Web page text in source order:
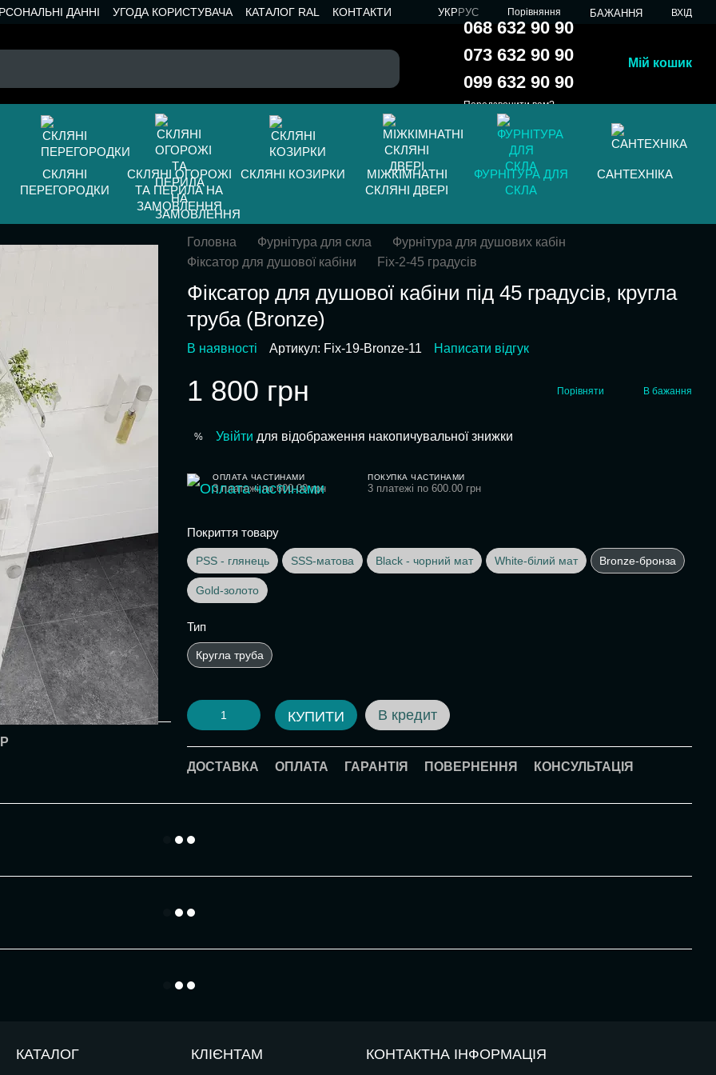
ДАННІ УГОДА КОРИСТУВАЧА КАТАЛОГ RAL КОНТАКТИ УКРРУС Порівняння БАЖАННЯ ВХІД
068 632 90 90
073 632 90 90
099 632 90 90
Передзвонити вам?
Мій кошик
СКЛЯНІ
ПЕРЕГОРОДКИ
СКЛЯНІ ОГОРОЖІ
ТА ПЕРИЛА НА
ЗАМОВЛЕННЯ
СКЛЯНІ КОЗИРКИ
МІЖКІМНАТНІ
СКЛЯНІ ДВЕРІ
ФУРНІТУРА ДЛЯ
СКЛА
САНТЕХНІКА
Головна Фурнітура для скла
Фурнітура для душових кабін
Фіксатор для душової кабіни
Fix-2-45 градусів
Фіксатор для душової кабіни під 45 градусів, кругла
труба (Bronze)
В наявності Артикул: Fix-19-Bronze-11 Написати відгук
1 800 грн Порівняти В бажання
% Увійти для відображення накопичувальної знижки
ОПЛАТА ЧАСТИНАМИ
3 платежі по 600.00 грн
ПОКУПКА ЧАСТИНАМИ
3 платежі по 600.00 грн
Покриття товару
PSS - глянець SSS-матова Black - чорний мат White-білий мат Bronze-бронза
Gold-золото
Тип
Кругла труба
КУПИТИ В кредит
ДОСТАВКА ОПЛАТА ГАРАНТІЯ ПОВЕРНЕННЯ КОНСУЛЬТАЦІЯ
КАТАЛОГ КЛІЄНТАМ КОНТАКТНА ІНФОРМАЦІЯ